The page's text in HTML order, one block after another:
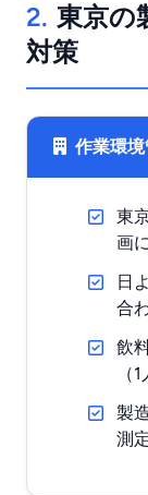
2. 東京の
対策
作業環境
東
画
日
合
飲
（
製
測